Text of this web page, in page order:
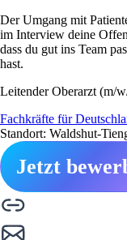
Der Umgang mit
im Interview deine
dass du gut ins Team
hast.
Leitender Oberarzt (m/
Fachkräfte für
Standort: Waldshut-
Jetzt